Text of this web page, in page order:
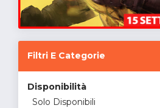
Filtri E Categorie
Disponibilità
Solo Disponibili